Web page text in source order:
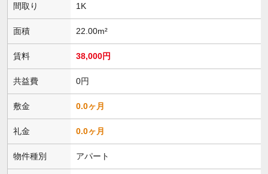
間取り 1K
面積 22.00m²
賃料 38,000円
共益費 0円
敷金 0.0ヶ月
礼金 0.0ヶ月
物件種別 アパート